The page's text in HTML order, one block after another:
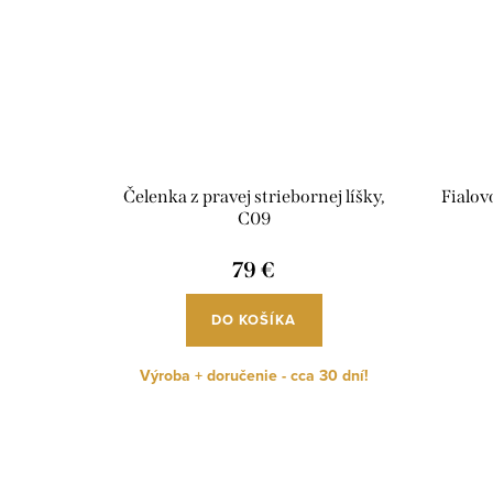
Čelenka z pravej striebornej líšky,
C09
79 €
DO KOŠÍKA
Výroba + doručenie - cca 30 dní!